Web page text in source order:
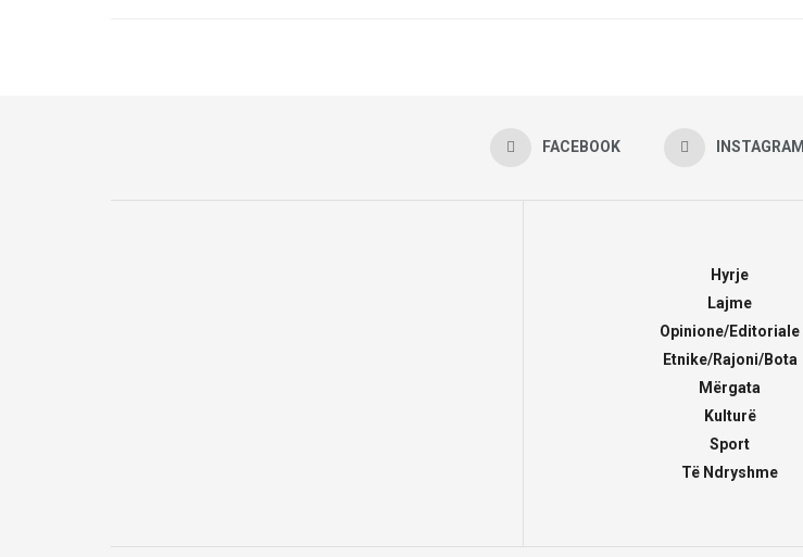
FACEBOOK INSTAGRAM
Hyrje
Lajme
Opinione/Editoriale
Etnike/Rajoni/Bota
Mërgata
Kulturë
Sport
Të Ndryshme